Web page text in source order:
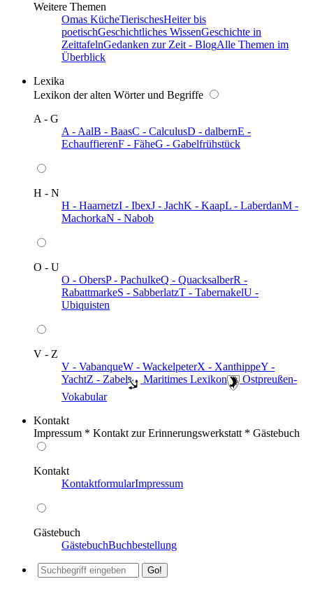
Weitere Themen
Omas KücheTierischesHeiter bis
poetischGeschichtliches WissenGeschichte in
ZeittafelnGedanken zur Zeit - BlogAlle Themen im
Überblick
Lexika
Lexikon der alten Wörter und Begriffe
A - G
A - AalB - BaasC - CalculusD - dalbernE -
EchauffierenF - FäheG - Gabelfrühstück
H - N
H - HaarnetzI - IbexJ - JachK - KaapL - LaberdanM -
MachorkaN - Nabob
O - U
O - ObersP - PachulkeQ - QuacksalberR -
RabattmarkeS - SabberlatzT - TabernakelU -
Ubiquisten
V - Z
V - VabanqueW - WackelpeterX - XanthippeY -
YachtZ - Zabel ️ Maritimes Lexikon
️ Ostpreußen-
Vokabular
Kontakt
Impressum * Kontakt zur Erinnerungswerkstatt * Gästebuch
Kontakt
KontaktformularImpressum
Gästebuch
GästebuchBuchbestellung